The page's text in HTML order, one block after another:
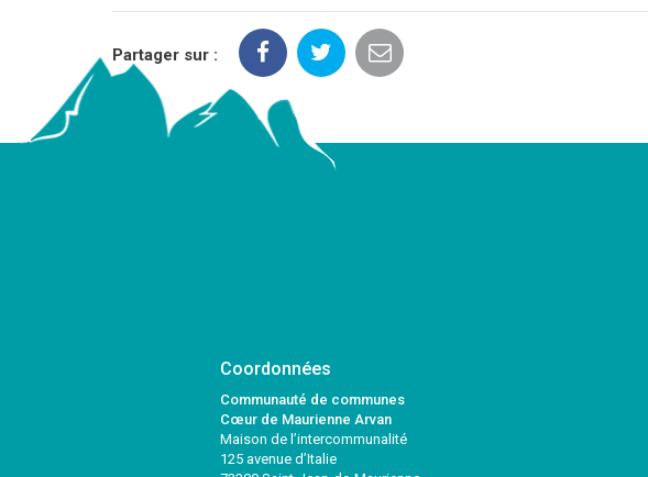
Partager sur :
Coordonnées
Communauté de communes
Cœur de Maurienne Arvan
Maison de l’intercommunalité
125 avenue d’Italie